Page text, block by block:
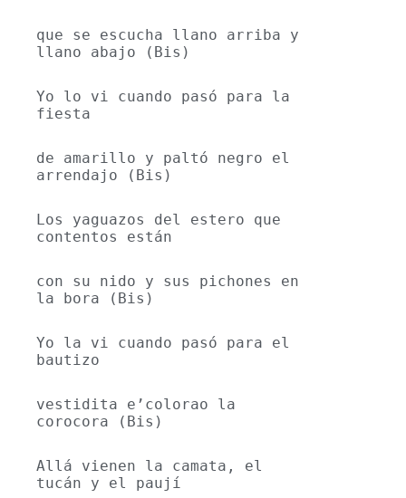
que se escucha llano arriba y
llano abajo (Bis)
Yo lo vi cuando pasó para la
fiesta
de amarillo y paltó negro el
arrendajo (Bis)
Los yaguazos del estero que
contentos están
con su nido y sus pichones en
la bora (Bis)
Yo la vi cuando pasó para el
bautizo
vestidita e’colorao la
corocora (Bis)
Allá vienen la camata, el
tucán y el paují